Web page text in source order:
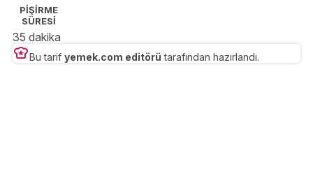
PİŞİRME
SÜRESİ
35 dakika
Bu tarif yemek.com editörü tarafından hazırlandı.